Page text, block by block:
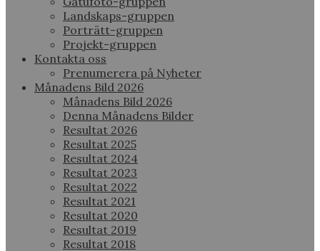
Landskaps-gruppen
Porträtt-gruppen
Projekt-gruppen
Kontakta oss
Prenumerera på Nyheter
Månadens Bild 2026
Månadens Bild 2026
Denna Månadens Bilder
Resultat 2026
Resultat 2025
Resultat 2024
Resultat 2023
Resultat 2022
Resultat 2021
Resultat 2020
Resultat 2019
Resultat 2018